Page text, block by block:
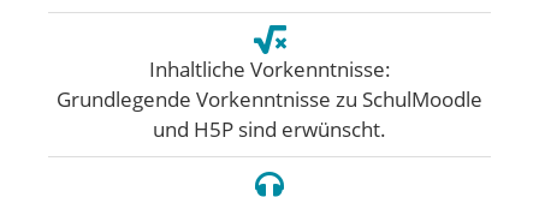
Inhaltliche Vorkenntnisse:
Grundlegende Vorkenntnisse zu SchulMoodle
und H5P sind erwünscht.